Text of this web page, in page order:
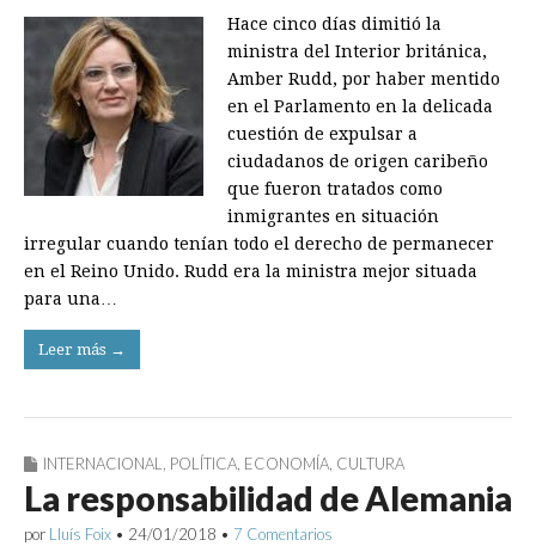
Hace cinco días dimitió la
ministra del Interior británica,
Amber Rudd, por haber mentido
en el Parlamento en la delicada
cuestión de expulsar a
ciudadanos de origen caribeño
que fueron tratados como
inmigrantes en situación
irregular cuando tenían todo el derecho de permanecer
en el Reino Unido. Rudd era la ministra mejor situada
para una…
Leer más →
INTERNACIONAL POLÍTICA ECONOMÍA CULTURA
La responsabilidad de Alemania
por Lluís Foix • 24/01/2018 • 7 Comentarios